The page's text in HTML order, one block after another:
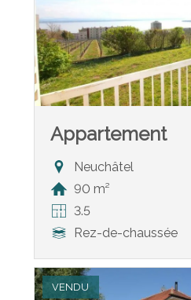
Appartement
Neuchâtel
90 m²
3.5
Rez-de-chaussée
VENDU